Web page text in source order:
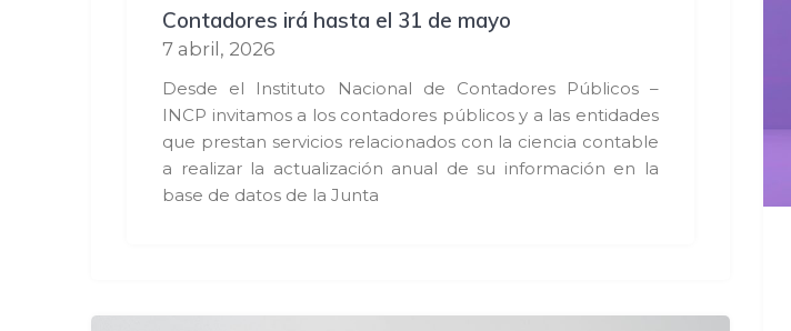
Contadores irá hasta el 31 de mayo
7 abril, 2026
Desde el Instituto Nacional de Contadores Públicos –
INCP invitamos a los contadores públicos y a las entidades
que prestan servicios relacionados con la ciencia contable
a realizar la actualización anual de su información en la
base de datos de la Junta